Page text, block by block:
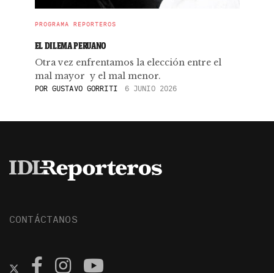
PROGRAMA REPORTEROS
EL DILEMA PERUANO
Otra vez enfrentamos la elección entre el
mal mayor y el mal menor.
POR GUSTAVO GORRITI 6 JUNIO 2026
CONTÁCTANOS